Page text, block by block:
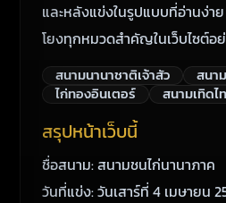
และหลังแข่งในรูปแบบที่อ่านง่า
โยงทุกหมวดสำคัญในเว็บไซต์อ
สนามนานาชาติเจ้าสัว
สนา
ไก่ทองอินเตอร์
สนามเทิดไท
สรุปหน้าเว็บนี้
ชื่อสนาม: สนามชนไก่นานาภาค
วันที่แข่ง: วันเสาร์ที่ 4 เมษายน